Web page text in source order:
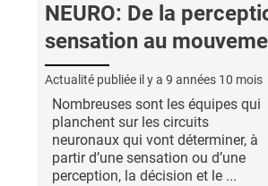
NEURO: De la
sensation au
Actualité publiée il y a 9 années 10 mois
Nombreuses sont les équipes qui
planchent sur les circuits
neuronaux qui vont déterminer, à
partir d’une sensation ou d’une
perception, la décision et le ...